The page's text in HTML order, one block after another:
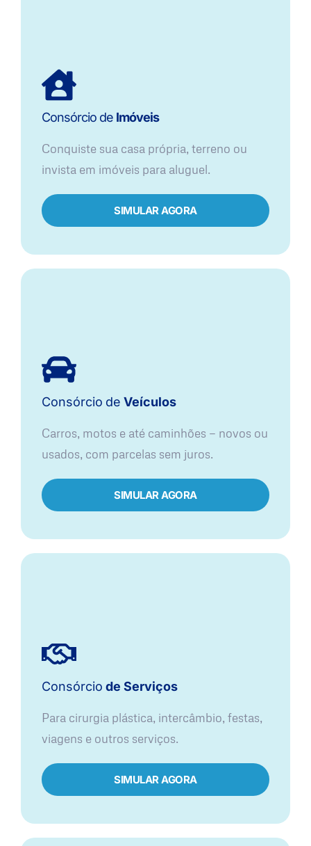
Consórcio de Imóveis
Conquiste sua casa própria, terreno ou
invista em imóveis para aluguel.
SIMULAR AGORA​
Consórcio de Veículos
Carros, motos e até caminhões — novos ou
usados, com parcelas sem juros.
SIMULAR AGORA
Consórcio de Serviços
Para cirurgia plástica, intercâmbio, festas,
viagens e outros serviços.
SIMULAR AGORA